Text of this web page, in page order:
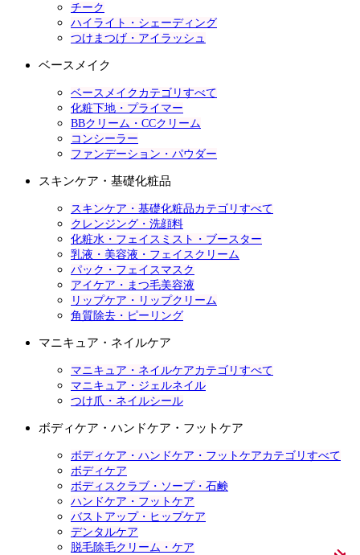
チーク
ハイライト・シェーディング
つけまつげ・アイラッシュ
ベースメイク
ベースメイクカテゴリすべて
化粧下地・プライマー
BBクリーム・CCクリーム
コンシーラー
ファンデーション・パウダー
スキンケア・基礎化粧品
スキンケア・基礎化粧品カテゴリすべて
クレンジング・洗顔料
化粧水・フェイスミスト・ブースター
乳液・美容液・フェイスクリーム
パック・フェイスマスク
アイケア・まつ毛美容液
リップケア・リップクリーム
角質除去・ピーリング
マニキュア・ネイルケア
マニキュア・ネイルケアカテゴリすべて
マニキュア・ジェルネイル
つけ爪・ネイルシール
ボディケア・ハンドケア・フットケア
ボディケア・ハンドケア・フットケアカテゴリすべて
ボディケア
ボディスクラブ・ソープ・石鹸
ハンドケア・フットケア
バストアップ・ヒップケア
デンタルケア
脱毛除毛クリーム・ケア